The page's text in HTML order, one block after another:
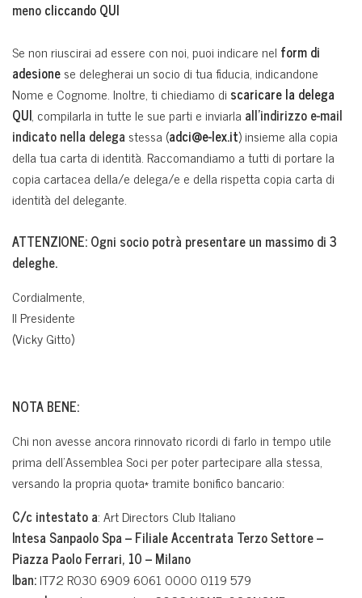
menocliccando QUI
Se non riuscirai ad essere con noi, puoi indicare nel form di
adesionese delegherai un socio di tua fiducia, indicandone
Nome e Cognome. Inoltre, ti chiediamo di scaricare la delega
QUI, compilarla in tutte le sue parti e inviarla all’indirizzo e-mail
indicato nella delega stessa (adci@e-lex.it) insieme alla copia
della tua carta di identità. Raccomandiamo a tutti di portare la
copia cartacea della/e delega/e e della rispetta copia carta di
identità del delegante.
ATTENZIONE: Ogni socio potrà presentare un massimo di 3
deleghe.
Cordialmente,
Il Presidente
(Vicky Gitto)
NOTA BENE:
Chi non avesse ancora rinnovato ricordi di farlo in tempo utile
prima dell’Assemblea Soci per poter partecipare alla stessa,
versando la propria quota* tramite bonifico bancario:
C/c intestato a: Art Directors Club Italiano
Intesa Sanpaolo Spa – Filiale Accentrata Terzo Settore –
Piazza Paolo Ferrari, 10 – Milano
Iban:IT72 R030 6909 6061 0000 0119 579